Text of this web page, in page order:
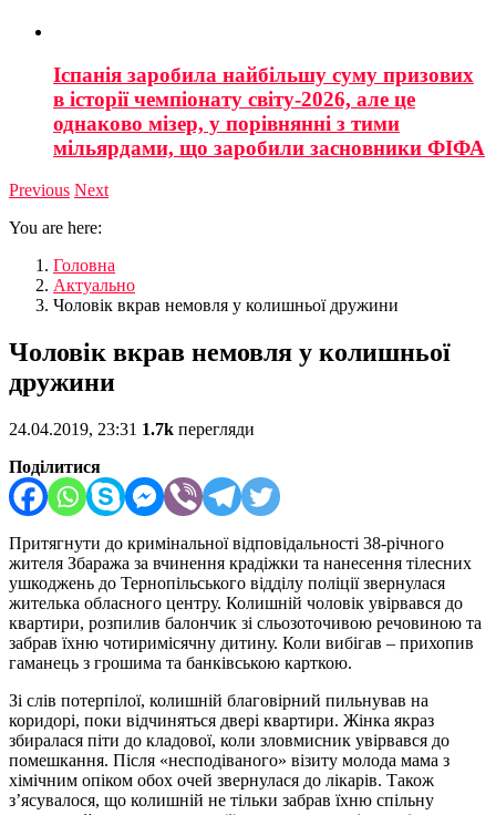
Іспанія заробила найбільшу суму призових
в історії чемпіонату світу-2026, але це
однаково мізер, у порівнянні з тими
мільярдами, що заробили засновники ФІФА
Previous Next
You are here:
Головна
Актуально
Чоловік вкрав немовля у колишньої дружини
Чоловік вкрав немовля у колишньої
дружини
24.04.2019, 23:31 1.7k перегляди
Поділитися
Притягнути до кримінальної відповідальності 38-річного
жителя Збаража за вчинення крадіжки та нанесення тілесних
ушкоджень до Тернопільського відділу поліції звернулася
жителька обласного центру. Колишній чоловік увірвався до
квартири, розпилив балончик зі сльозоточивою речовиною та
забрав їхню чотиримісячну дитину. Коли вибігав – прихопив
гаманець з грошима та банківською карткою.
Зі слів потерпілої, колишній благовірний пильнував на
коридорі, поки відчиняться двері квартири. Жінка якраз
збиралася піти до кладової, коли зловмисник увірвався до
помешкання. Після «несподіваного» візиту молода мама з
хімічним опіком обох очей звернулася до лікарів. Також
з’ясувалося, що колишній не тільки забрав їхню спільну